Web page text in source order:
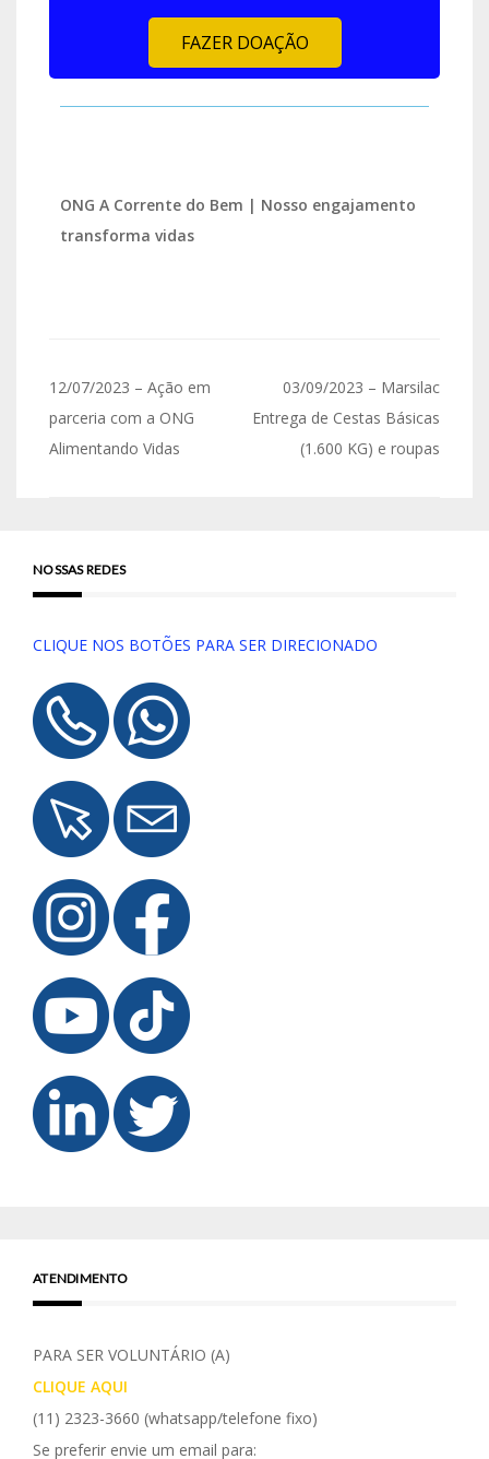
FAZER DOAÇÃO
ONG A Corrente do Bem | Nosso engajamento
transforma vidas
12/07/2023 – Ação em
parceria com a ONG
Alimentando Vidas
03/09/2023 – Marsilac
Entrega de Cestas Básicas
(1.600 KG) e roupas
NOSSAS REDES
CLIQUE NOS BOTÕES PARA SER DIRECIONADO
ATENDIMENTO
PARA SER VOLUNTÁRIO (A)
CLIQUE AQUI
(11) 2323-3660 (whatsapp/telefone fixo)
Se preferir envie um email para: